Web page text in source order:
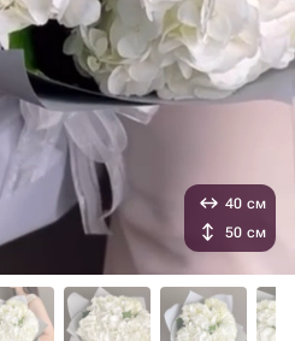
40 см
50 см